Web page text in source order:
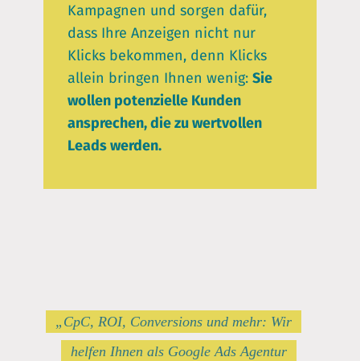
Kampagnen und sorgen dafür,
dass Ihre Anzeigen nicht nur
Klicks bekommen, denn Klicks
allein bringen Ihnen wenig:Sie
wollen potenzielle Kunden
ansprechen, die zu wertvollen
Leads werden.
„CpC, ROI, Conversions und mehr: Wir
helfen Ihnen als Google Ads Agentur